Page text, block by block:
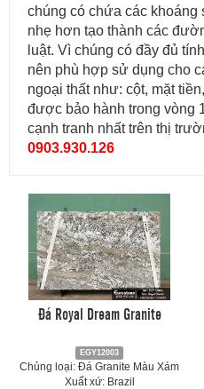
chúng có chứa các khoáng
nhẹ hơn tạo thành các
luật. Vì chúng có đầy đủ
nên phù hợp sử dụng cho
ngoại thất như: cột, mặt
được bảo hành trong vòng
cạnh tranh nhất trên thị
0903.930.126
Đá Royal Dream Granite
EGY12003
Chủng loại: Đá Granite Màu Xám
Xuất xứ: Brazil